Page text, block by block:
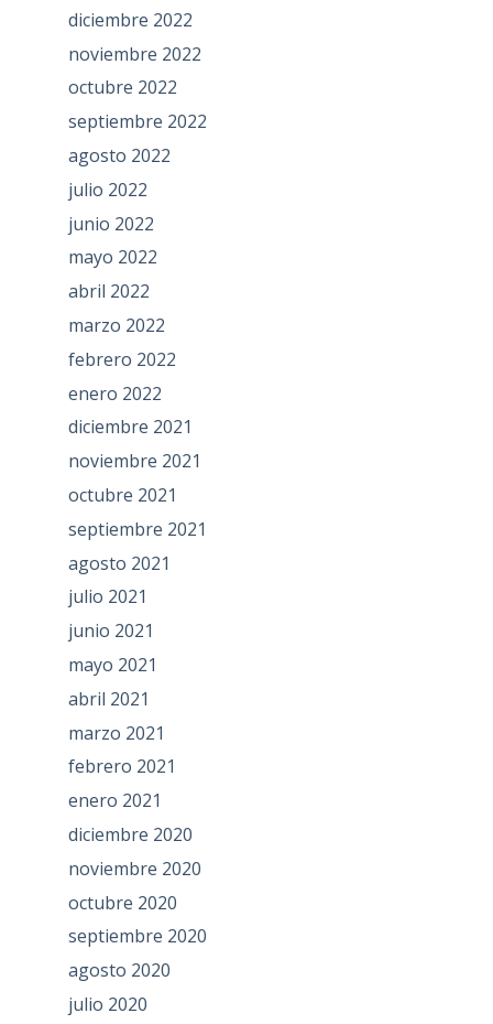
diciembre 2022
noviembre 2022
octubre 2022
septiembre 2022
agosto 2022
julio 2022
junio 2022
mayo 2022
abril 2022
marzo 2022
febrero 2022
enero 2022
diciembre 2021
noviembre 2021
octubre 2021
septiembre 2021
agosto 2021
julio 2021
junio 2021
mayo 2021
abril 2021
marzo 2021
febrero 2021
enero 2021
diciembre 2020
noviembre 2020
octubre 2020
septiembre 2020
agosto 2020
julio 2020